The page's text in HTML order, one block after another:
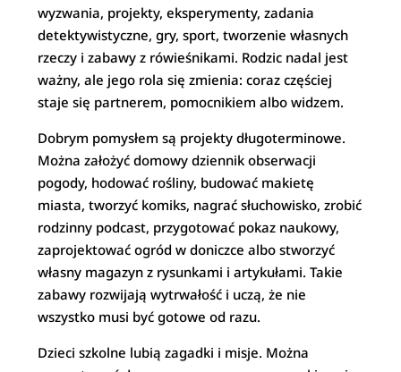
wyzwania, projekty, eksperymenty, zadania
detektywistyczne, gry, sport, tworzenie własnych
rzeczy i zabawy z rówieśnikami. Rodzic nadal jest
ważny, ale jego rola się zmienia: coraz częściej
staje się partnerem, pomocnikiem albo widzem.
Dobrym pomysłem są projekty długoterminowe.
Można założyć domowy dziennik obserwacji
pogody, hodować rośliny, budować makietę
miasta, tworzyć komiks, nagrać słuchowisko, zrobić
rodzinny podcast, przygotować pokaz naukowy,
zaprojektować ogród w doniczce albo stworzyć
własny magazyn z rysunkami i artykułami. Takie
zabawy rozwijają wytrwałość i uczą, że nie
wszystko musi być gotowe od razu.
Dzieci szkolne lubią zagadki i misje. Można